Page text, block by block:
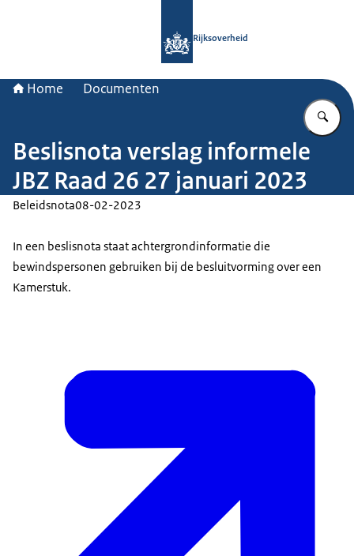
Rijksoverheid
Home Documenten
Beslisnota verslag informele
JBZ Raad 26 27 januari 2023
Beleidsnota08-02-2023
In een beslisnota staat achtergrondinformatie die
bewindspersonen gebruiken bij de besluitvorming over een
Kamerstuk.